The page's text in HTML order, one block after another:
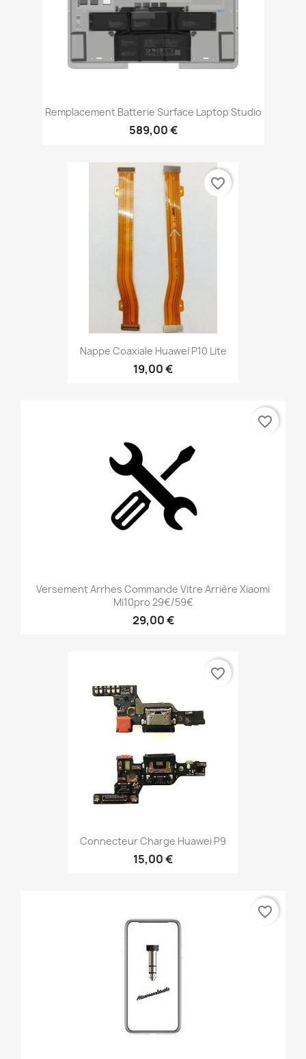
Remplacement Batterie Surface Laptop Studio
589,00 €
Nappe Coaxiale Huawei P10 Lite
19,00 €
favorite_border
Versement Arrhes Commande Vitre Arrière Xiaomi
Mi10pro 29€/59€
29,00 €
favorite_border
Connecteur Charge Huawei P9
15,00 €
favorite_border
favorite_border